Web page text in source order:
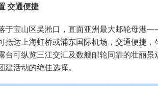
交通便捷
于宝山区吴淞口，直面亚洲最大邮轮母港
抵达上海虹桥或浦东国际机场，交通便捷
台可纵览三江交汇及数艘邮轮同靠的壮丽
建活动的绝佳选择。